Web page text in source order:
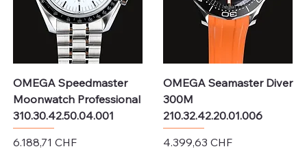
OMEGA Speedmaster
Moonwatch Professional
310.30.42.50.04.001
Preis
6.188,71 CHF
OMEGA Seamaster Diver
300M
210.32.42.20.01.006
Preis
4.399,63 CHF